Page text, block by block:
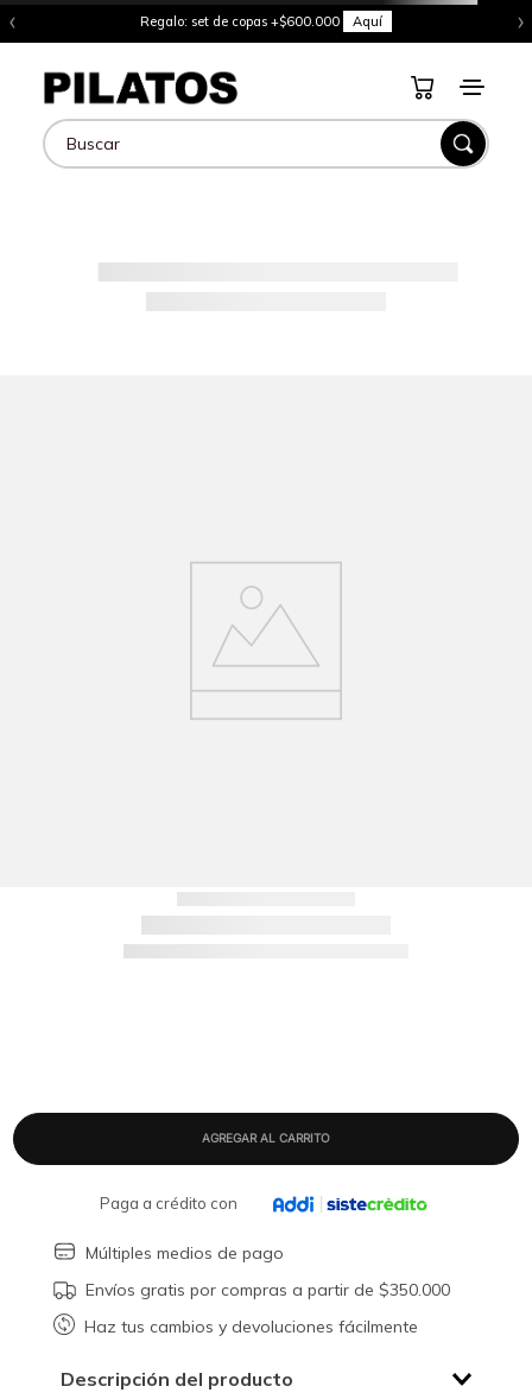
‹ Regalo: set de copas +$600.000 Aquí ›
Buscar
Paga a crédito con
Múltiples medios de pago
Envíos gratis por compras a partir de $350.000
Haz tus cambios y devoluciones fácilmente
Descripción del producto